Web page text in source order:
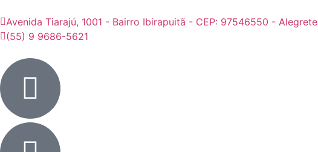
Avenida Tiarajú, 1001 - Bairro Ibirapuitã - CEP: 97546550 -
(55) 9 9686-5621